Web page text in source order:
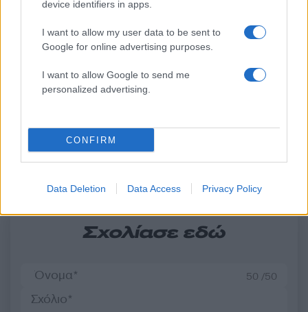
device identifiers in apps.
I want to allow my user data to be sent to
Google for online advertising purposes.
I want to allow Google to send me
personalized advertising.
CONFIRM
Data Deletion Data Access Privacy Policy
Σχόλια
Σχολίασε εδώ
50 /50
«Αφιέρωσε τη ζωή της στο
να βοηθά ανθρώπους που
δήλωση της οικογένειας
της 38χρονης Λίζα που
βρέθηκε νεκρή στην
Αργολίδα:
οι δύο
58χρονου